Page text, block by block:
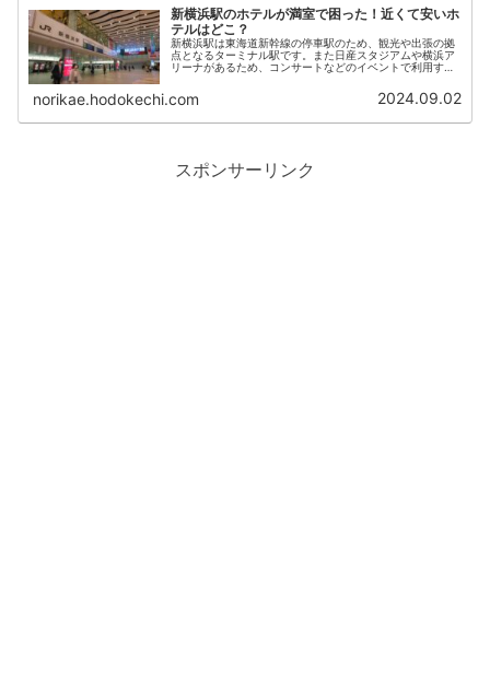
新横浜駅のホテルが満室で困った！近くて安いホ
テルはどこ？
新横浜駅は東海道新幹線の停車駅のため、観光や出張の拠
点となるターミナル駅です。また日産スタジアムや横浜ア
リーナがあるため、コンサートなどのイベントで利用する
norikae.hodokechi.com 2024.09.02
スポンサーリンク